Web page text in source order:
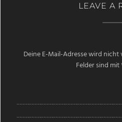
LEAVE A
Deine E-Mail-Adresse wird
Felder sind mit